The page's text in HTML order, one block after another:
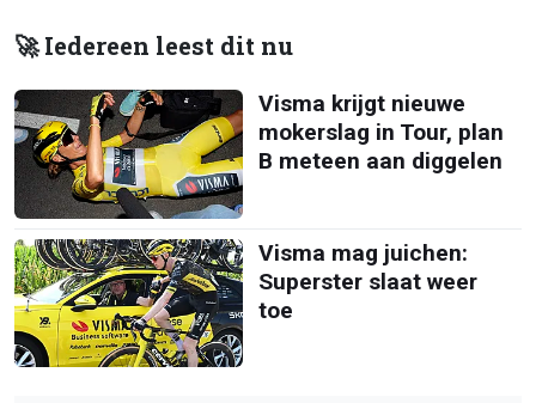
🚀 Iedereen leest dit nu
Visma krijgt nieuwe
mokerslag in Tour, plan
B meteen aan diggelen
Visma mag juichen:
Superster slaat weer
toe